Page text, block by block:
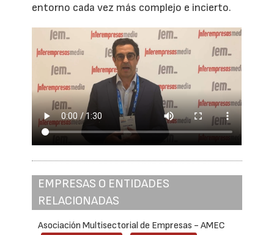
entorno cada vez más complejo e incierto.
EMPRESAS O ENTIDADES
RELACIONADAS
Asociación Multisectorial de Empresas - AMEC